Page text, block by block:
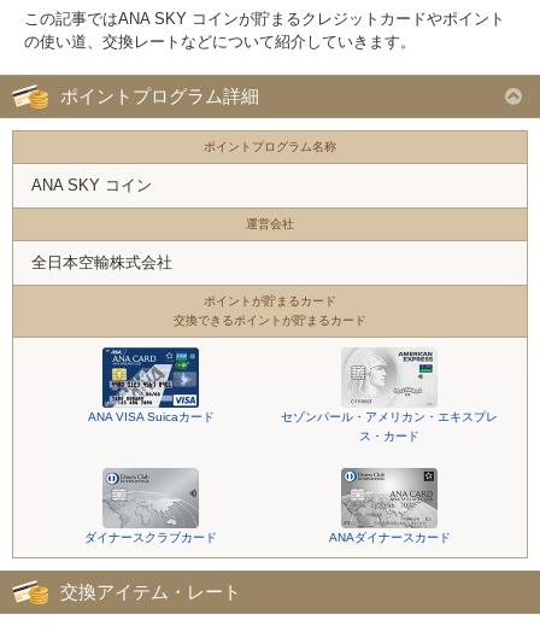
この記事ではANA SKY コインが貯まるクレジットカードやポイント
の使い道、交換レートなどについて紹介していきます。
ポイントプログラム詳細
ポイントプログラム名称
ANA SKY コイン
運営会社
全日本空輸株式会社
ポイントが貯まるカード
交換できるポイントが貯まるカード
ANA VISA Suicaカード
セゾンパール・アメリカン・エキスプレ
ス・カード
ダイナースクラブカード ANAダイナースカード
交換アイテム・レート